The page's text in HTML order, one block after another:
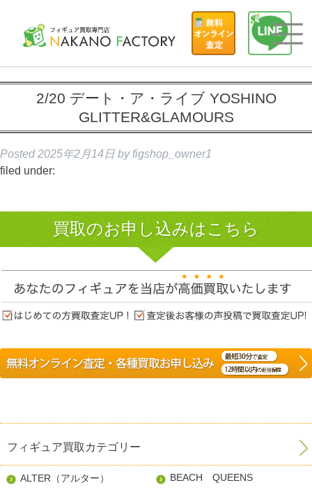
2/20 デート・ア・ライブ YOSHINO
GLITTER&GLAMOURS
Posted 2025年2月14日 by figshop_owner1
filed under:
買取のお申し込みはこちら
フィギュア買取カテゴリー
ALTER（アルター） BEACH QUEENS